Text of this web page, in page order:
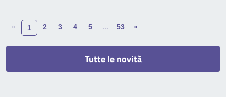
« 1 2 3 4 5 ... 53 »
Tutte le novità